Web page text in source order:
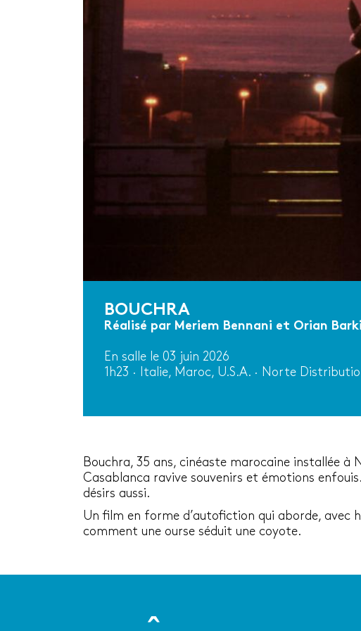
BOUCHRA
Réalisé par Meriem Bennani et Orian Barki
En salle le 03 juin 2026
1h23 · Italie, Maroc, U.S.A. · Norte
Bouchra, 35 ans, cinéaste marocaine installée à
Casablanca ravive souvenirs et émotions
désirs aussi.
Un film en forme d’autofiction qui aborde, avec
comment une ourse séduit une coyote.